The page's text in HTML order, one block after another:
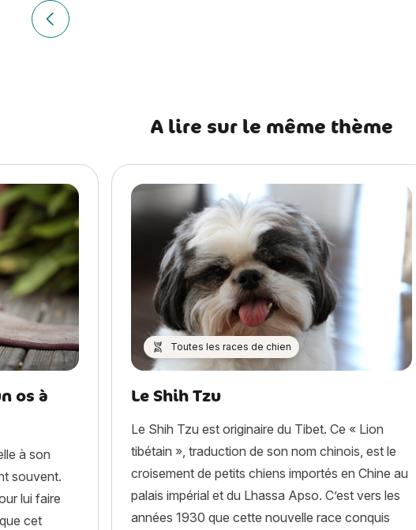
Navigation
de
Article précédent Le Berger du Karst
A lire sur le même thème
os à
à son
souvent.
lui faire
cet
Toutes les races de chien
Le Shih Tzu
Le Shih Tzu est originaire du Tibet. Ce « Lion
tibétain », traduction de son nom chinois, est le
croisement de petits chiens importés en Chine au
palais impérial et du Lhassa Apso. C’est vers les
années 1930 que cette nouvelle race conquis